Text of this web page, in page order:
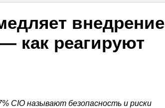
внедрение
как реагируют
CIO называют безопасность и риски